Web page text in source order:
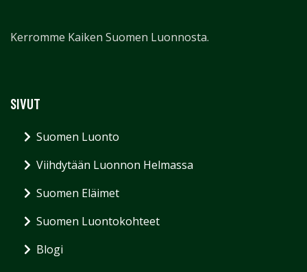
Kerromme Kaiken Suomen Luonnosta.
SIVUT
Suomen Luonto
Viihdytään Luonnon Helmassa
Suomen Eläimet
Suomen Luontokohteet
Blogi